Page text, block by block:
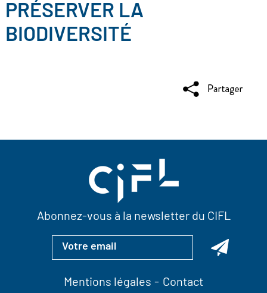
PRÉSERVER LA
BIODIVERSITÉ
Abonnez-vous à la newsletter du CIFL
Mentions légales Contact